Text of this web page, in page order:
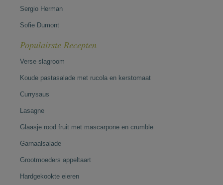
Sergio Herman
Sofie Dumont
Populairste Recepten
Verse slagroom
Koude pastasalade met rucola en kerstomaat
Currysaus
Lasagne
Glaasje rood fruit met mascarpone en crumble
Garnaalsalade
Grootmoeders appeltaart
Hardgekookte eieren